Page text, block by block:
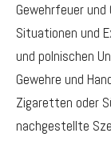
Gewehrfeuer
Situationen und
und polnischen
Gewehre und
Zigaretten oder
nachgestellte